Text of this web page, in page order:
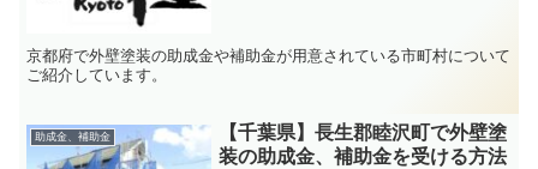
京都府で外壁塗装の助成金や補助金が用意されている市町村について
ご紹介しています。
助成金、補助金
【千葉県】長生郡睦沢町で外壁塗
装の助成金、補助金を受ける方法